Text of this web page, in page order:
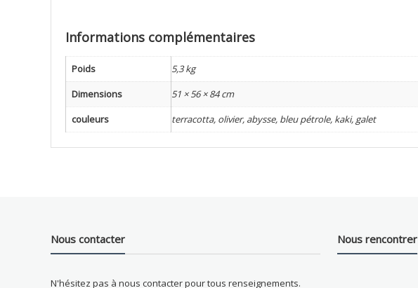
Informations complémentaires
Poids
5,3 kg
Dimensions
51 × 56 × 84 cm
couleurs
terracotta, olivier, abysse, bleu pétrole, kaki, galet
Nous contacter
N'hésitez pas à nous contacter pour tous renseignements.
Nous rencontrer